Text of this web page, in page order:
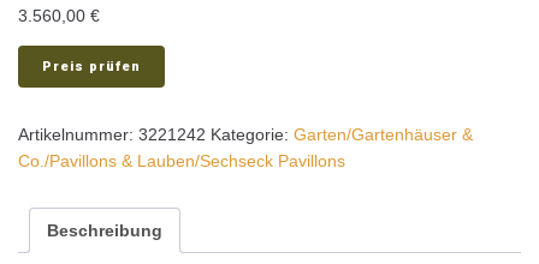
3.560,00 €
Preis prüfen
Artikelnummer: 3221242 Kategorie: Garten/Gartenhäuser &
Co./Pavillons & Lauben/Sechseck Pavillons
Beschreibung